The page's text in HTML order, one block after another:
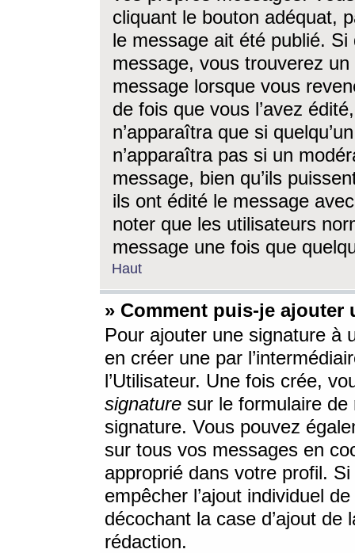
cliquant le bouton adéquat,
le message ait été publié. Si
message, vous trouverez
message lorsque vous
de fois que vous l’avez
n’apparaîtra que si
n’apparaîtra pas si un
message, bien qu’ils
ils ont édité le message
noter que les utilisateurs
message une fois que
Haut
» Comment puis-je ajouter
Pour ajouter une signature à
en créer une par
l’Utilisateur. Une fois crée,
signature sur le formulaire de
signature. Vous pouvez
sur tous vos messages en
approprié dans votre profil.
empêcher l’ajout individuel
décochant la case d’ajout
rédaction.